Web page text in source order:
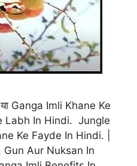
Ganga Imli Khane Ke
Labh In Hindi. Jungle
Ke Fayde In Hindi. |
Aur Nuksan In